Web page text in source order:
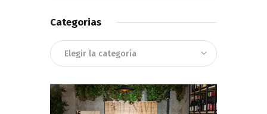
Categorias
Categorias